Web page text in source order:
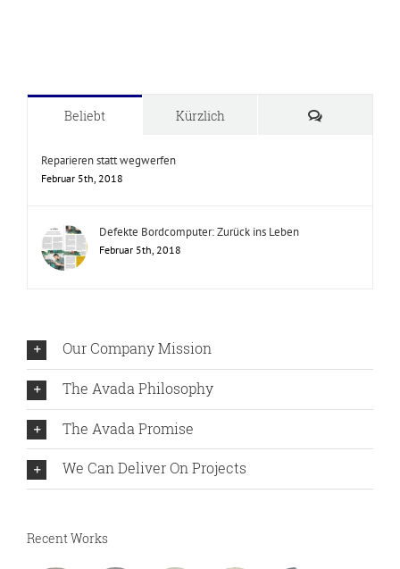
Beliebt Kürzlich Kommentare
Reparieren statt wegwerfen
Februar 5th, 2018
Defekte Bordcomputer: Zurück ins Leben
Februar 5th, 2018
Our Company Mission
The Avada Philosophy
The Avada Promise
We Can Deliver On Projects
Recent Works